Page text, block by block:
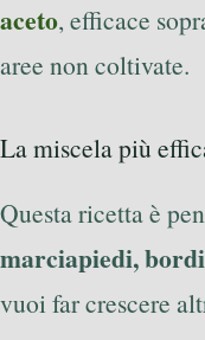
aceto, efficace
aree non coltivate.
La miscela più
Questa ricetta è
marciapiedi,
vuoi far crescere